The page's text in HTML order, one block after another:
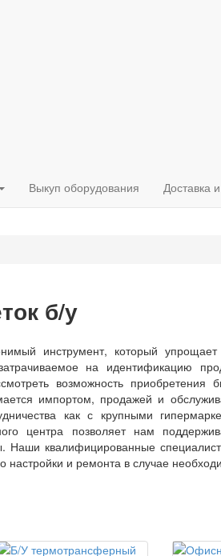
Выкуп оборудования Доставка
б/у
инструмент, который
на идентификацию
возможность приобретения
импортом, продажей и
как с крупными
центра позволяет нам
Наши квалифицированные
настройки и ремонта в случае